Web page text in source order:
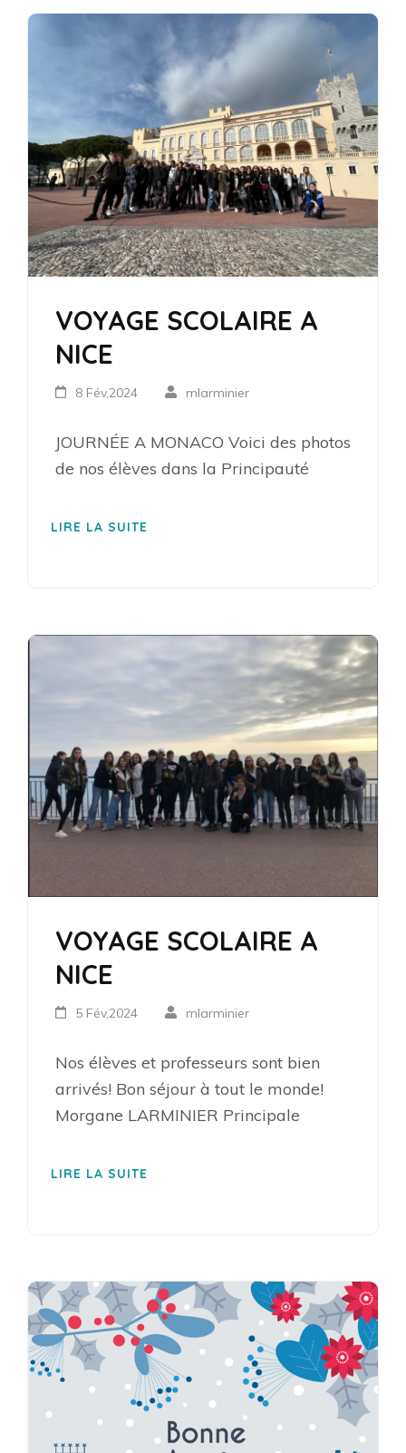
VOYAGE SCOLAIRE A
NICE
8 Fév,2024 mlarminier
JOURNÉE A MONACO Voici des photos
de nos élèves dans la Principauté
LIRE LA SUITE
VOYAGE SCOLAIRE A
NICE
5 Fév,2024 mlarminier
Nos élèves et professeurs sont bien
arrivés! Bon séjour à tout le monde!
Morgane LARMINIER Principale
LIRE LA SUITE